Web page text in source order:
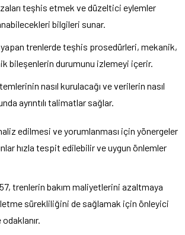
teşhis etmek ve düzeltici eylemler
bilgileri sunar.
yapan trenlerde teşhis prosedürleri, mekanik,
bileşenlerin durumunu izlemeyi içerir.
nasıl kurulacağı ve verilerin nasıl
ayrıntılı talimatlar sağlar.
edilmesi ve yorumlanması için yönergeler
hızla tespit edilebilir ve uygun önlemler
trenlerin bakım maliyetlerini azaltmaya
sürekliliğini de sağlamak için önleyici